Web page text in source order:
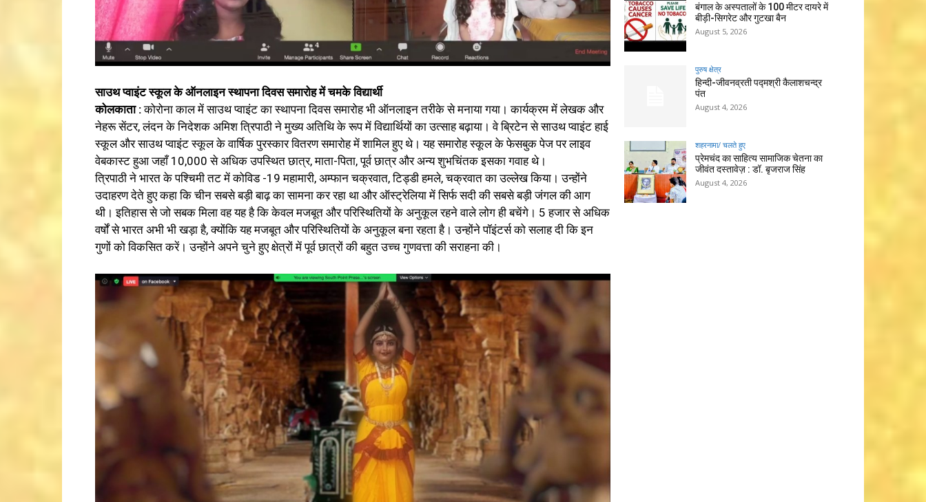
साउथ प्वाइंट स्कूल के ऑनलाइन स्थापना दिवस समारोह में चमके विद्यार्थी
कोलकाता :कोरोना काल में साउथ प्वाइंट का स्थापना दिवस समारोह भी ऑनलाइन तरीके से मनाया गया। कार्यक्रम में लेखक और
नेहरू सेंटर, लंदन के निदेशक अमिश त्रिपाठी ने मुख्य अतिथि के रूप में विद्यार्थियों का उत्साह बढ़ाया। वे ब्रिटेन से साउथ प्वाइंट हाई
स्कूल और साउथ प्वाइंट स्कूल के वार्षिक पुरस्कार वितरण समारोह में शामिल हुए थे। यह समारोह स्कूल के फेसबुक पेज पर लाइव
वेबकास्ट हुआ जहाँ 10,000 से अधिक उपस्थित छात्र, माता-पिता, पूर्व छात्र और अन्य शुभचिंतक इसका गवाह थे।
त्रिपाठी ने भारत के पश्चिमी तट में कोविड -19 महामारी, अम्फान चक्रवात, टिड्डी हमले, चक्रवात का उल्लेख किया। उन्होंने
उदाहरण देते हुए कहा कि चीन सबसे बड़ी बाढ़ का सामना कर रहा था और ऑस्ट्रेलिया में सिर्फ सदी की सबसे बड़ी जंगल की आग
थी। इतिहास से जो सबक मिला वह यह है कि केवल मजबूत और परिस्थितियों के अनुकूल रहने वाले लोग ही बचेंगे। 5 हजार से अधिक
वर्षों से भारत अभी भी खड़ा है, क्योंकि यह मजबूत और परिस्थितियों के अनुकूल बना रहता है। उन्होंने पॉइंटर्स को सलाह दी कि इन
गुणों को विकसित करें। उन्होंने अपने चुने हुए क्षेत्रों में पूर्व छात्रों की बहुत उच्च गुणवत्ता की सराहना की।
बंगाल के अस्पतालों के 100 मीटर दायरे में
बीड़ी-सिगरेट और गुटखा बैन
August 5, 2026
पुरुष क्षेत्र
हिन्‍दी-जीवनव्रती पद्मश्री कैलाशचन्‍द्र
पंत
August 4, 2026
शहरनामा/ चलते हुए
प्रेमचंद का साहित्य सामाजिक चेतना का
जीवंत दस्तावेज़ : डॉ. बृजराज सिंह
August 4, 2026